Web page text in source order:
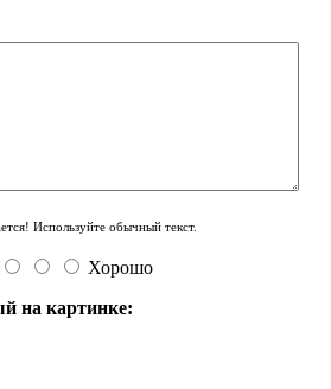
Используйте обычный текст.
Хорошо
на картинке: